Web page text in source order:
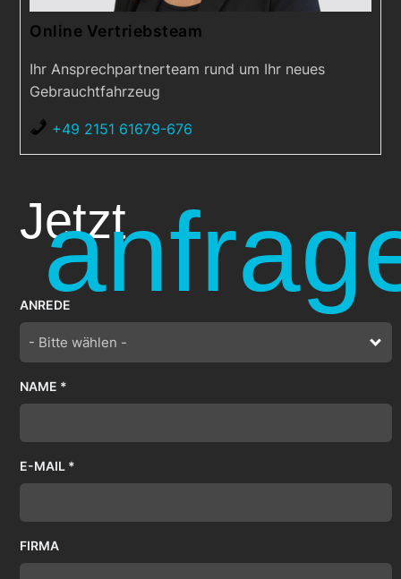
Online Vertriebsteam
Ihr Ansprechpartnerteam rund um Ihr neues
Gebrauchtfahrzeug
+49 2151 61679-676
Jetzt
ANREDE
- Bitte wählen -
NAME *
E-MAIL *
FIRMA